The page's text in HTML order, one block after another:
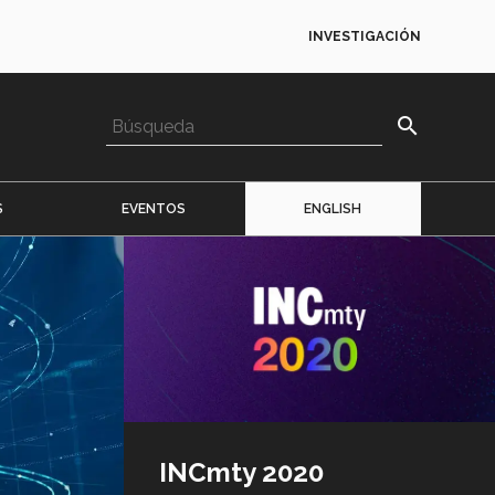
INVESTIGACIÓN
search
EVENTOS ENGLISH
o
INCmty 2020